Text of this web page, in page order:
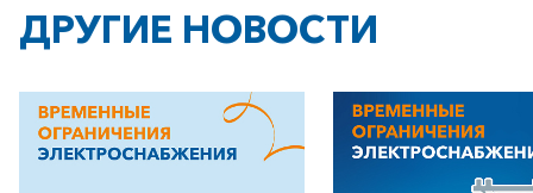
ДРУГИЕ НОВОСТИ